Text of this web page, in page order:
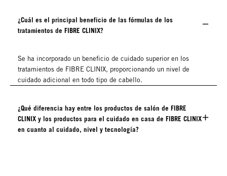
¿Cuál es el principal beneficio de las fórmulas de los
tratamientos de FIBRE CLINIX?
Se ha incorporado un beneficio de cuidado superior en los
tratamientos de FIBRE CLINIX, proporcionando un nivel de
cuidado adicional en todo tipo de cabello.
¿Qué diferencia hay entre los productos de salón de FIBRE
CLINIX y los productos para el cuidado en casa de FIBRE CLINIX
en cuanto al cuidado, nivel y tecnología?